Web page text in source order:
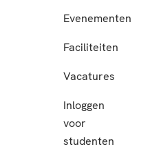
Evenementen
Faciliteiten
Vacatures
Inloggen
voor
studenten